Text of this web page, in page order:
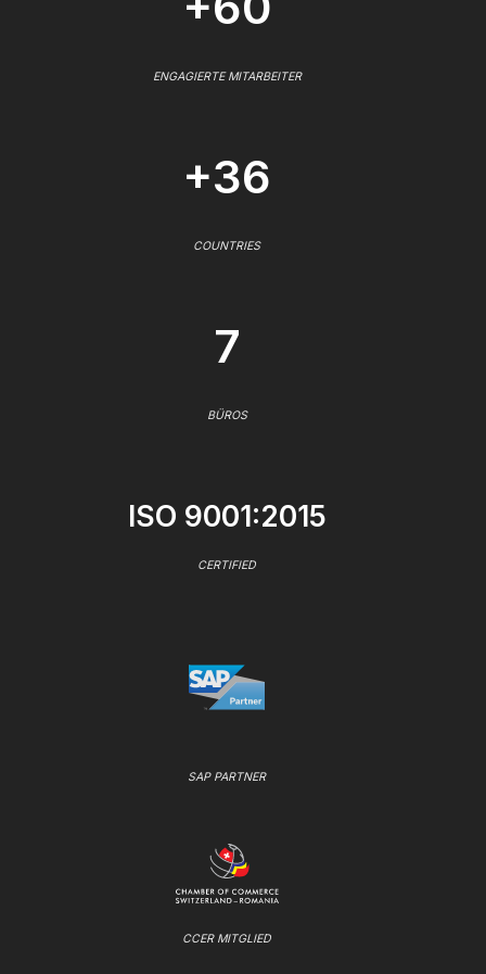
ENGAGIERTE MITARBEITER
+36
COUNTRIES
7
BÜROS
ISO 9001:2015
CERTIFIED
SAP PARTNER
CCER MITGLIED